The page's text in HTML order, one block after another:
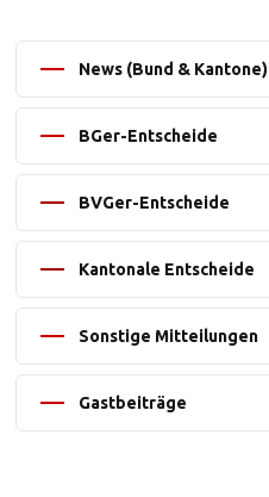
News (Bund & Kantone)
BGer-Entscheide
BVGer-Entscheide
Kantonale Entscheide
Sonstige Mitteilungen
Gastbeiträge